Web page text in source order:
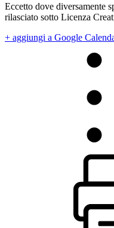
Eccetto dove diversamente
rilasciato sotto Licenza
+ aggiungi a Google